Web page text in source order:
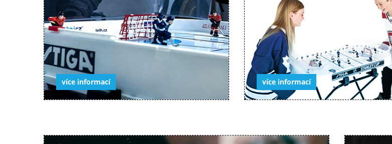
více informací více informací